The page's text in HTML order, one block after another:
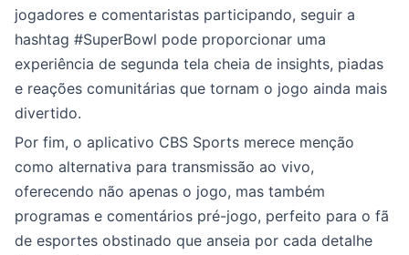
jogadores e comentaristas participando, seguir a
hashtag #SuperBowl pode proporcionar uma
experiência de segunda tela cheia de insights, piadas
e reações comunitárias que tornam o jogo ainda mais
divertido.
Por fim, o aplicativo CBS Sports merece menção
como alternativa para transmissão ao vivo,
oferecendo não apenas o jogo, mas também
programas e comentários pré-jogo, perfeito para o fã
de esportes obstinado que anseia por cada detalhe